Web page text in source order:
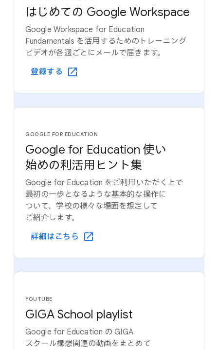
はじめての Google Workspace
Google Workspace for Education
Fundamentals を​活用する​ための​トレーニング
ビデオが​各週ごとに​メールで​届きます。
登録する
GOOGLE FOR EDUCATION
Google for Education 使い​
始めの​利活用ヒント集
Google for Education を​ご利用いただく​上で​
最初の​一歩と​なるような​基本的な​操作に​
ついて、​学校の​様々な​場面を​想定して​
ご紹介します。
詳細は​こちら
YOUTUBE
GIGA School playlist
Google for Education の GIGA
スクール構想関連の​動画を​まとめて​